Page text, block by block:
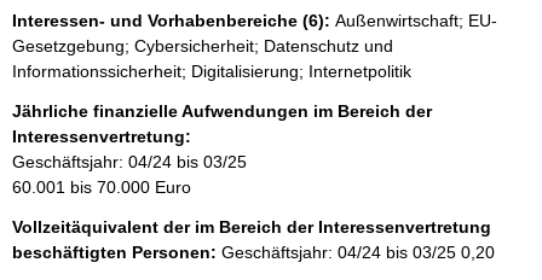
Interessen- und Vorhabenbereiche (6): Außenwirtschaft; EU-
Gesetzgebung; Cybersicherheit; Datenschutz und
Informationssicherheit; Digitalisierung; Internetpolitik
Jährliche finanzielle Aufwendungen im Bereich der
Interessenvertretung:
Geschäftsjahr: 04/24 bis 03/25
60.001 bis 70.000 Euro
Vollzeitäquivalent der im Bereich der Interessenvertretung
beschäftigten Personen: Geschäftsjahr: 04/24 bis 03/25 0,20